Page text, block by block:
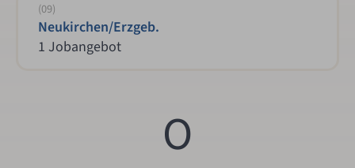
(09)
Neukirchen/Erzgeb.
1 Jobangebot
O